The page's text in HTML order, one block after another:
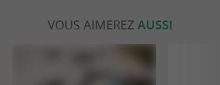
VOUS AIMEREZ AUSSI